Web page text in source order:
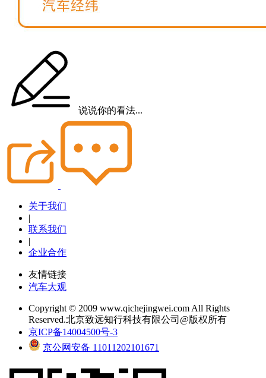
说说你的看法...
关于我们
|
联系我们
|
企业合作
友情链接
汽车大观
Copyright © 2009 www.qichejingwei.com All Rights
Reserved.北京致远知行科技有限公司@版权所有
京ICP备14004500号-3
京公网安备 11011202101671